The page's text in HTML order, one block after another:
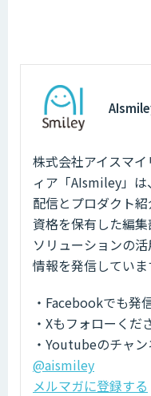
株式会社アイスマ
ィア「AIsmiley」
配信とプロダクト
資格を保有した編
ソリューションの
情報を発信していま
・Facebookでも発
・Xもフォローくだ
・Youtubeのチャ
@aismiley
メルマガに登録する